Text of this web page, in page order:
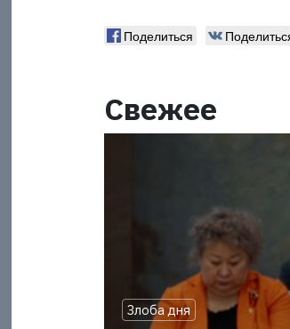
Поделиться
Свежее
Злоба дня